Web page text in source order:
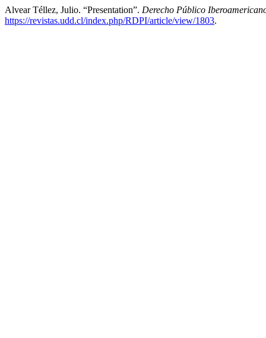
Alvear Téllez, Julio. “Presentation”. Derecho Público
https://revistas.udd.cl/index.php/RDPI/article/view/1803.